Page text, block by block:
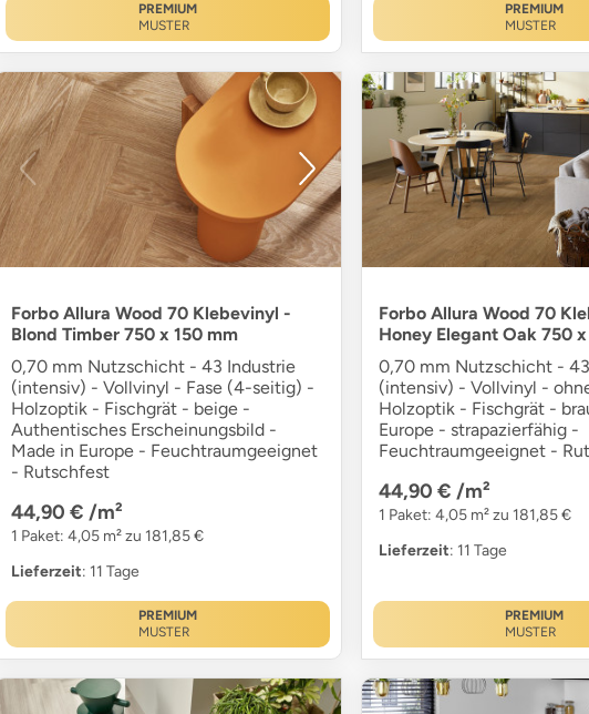
PREMIUM
MUSTER
PREMIUM
MUSTER
Forbo Allura Wood 70 Klebevinyl -
Blond Timber 750 x 150 mm
0,70 mm Nutzschicht - 43 Industrie
(intensiv) - Vollvinyl - Fase (4-seitig) -
Holzoptik - Fischgrät - beige -
Authentisches Erscheinungsbild -
Made in Europe - Feuchtraumgeeignet
- Rutschfest
44,90 € /m²
1 Paket: 4,05 m² zu 181,85 €
Lieferzeit: 11 Tage
PREMIUM
MUSTER
Forbo Allura Wood 70
Honey Elegant Oak 750
0,70 mm Nutzschicht -
(intensiv) - Vollvinyl -
Holzoptik - Fischgrät -
Europe - strapazierfähig -
Feuchtraumgeeignet -
44,90 € /m²
1 Paket: 4,05 m² zu 181,85 €
Lieferzeit: 11 Tage
PREMIUM
MUSTER